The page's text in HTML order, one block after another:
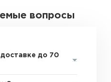
вопросы
до 70